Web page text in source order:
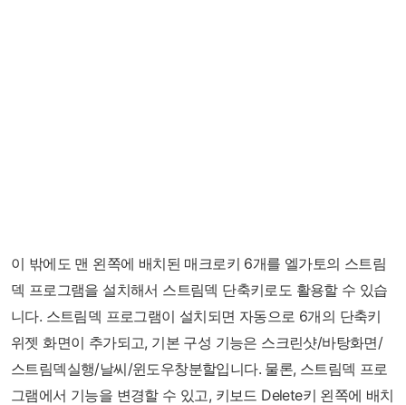
이 밖에도 맨 왼쪽에 배치된 매크로키 6개를 엘가토의 스트림
덱 프로그램을 설치해서 스트림덱 단축키로도 활용할 수 있습
니다. 스트림덱 프로그램이 설치되면 자동으로 6개의 단축키
위젯 화면이 추가되고, 기본 구성 기능은 스크린샷/바탕화면/
스트림덱실행/날씨/윈도우창분할입니다. 물론, 스트림덱 프로
그램에서 기능을 변경할 수 있고, 키보드 Delete키 왼쪽에 배치